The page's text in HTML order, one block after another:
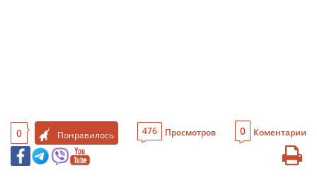
0 Понравилось 476 Просмотров 0 Коментарии